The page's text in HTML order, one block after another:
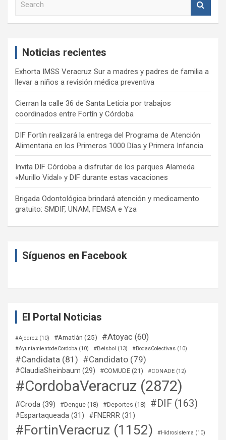
Noticias recientes
Exhorta IMSS Veracruz Sur a madres y padres de familia a
llevar a niños a revisión médica preventiva
Cierran la calle 36 de Santa Leticia por trabajos
coordinados entre Fortín y Córdoba
DIF Fortín realizará la entrega del Programa de Atención
Alimentaria en los Primeros 1000 Días y Primera Infancia
Invita DIF Córdoba a disfrutar de los parques Alameda
«Murillo Vidal» y DIF durante estas vacaciones
Brigada Odontológica brindará atención y medicamento
gratuito: SMDIF, UNAM, FEMSA e Yza
Síguenos en Facebook
El Portal Noticias
#Ajedrez (10) #Amatlán (25) #Atoyac (60)
#AyuntamientodeCordoba (10) #Beisbol (13) #BodasColectivas (10)
#Candidata (81) #Candidato (79)
#ClaudiaSheinbaum (29) #COMUDE (21) #CONADE (12)
#CordobaVeracruz (2872)
#Croda (39) #Dengue (18) #Deportes (18) #DIF (163)
#Espartaqueada (31) #FNERRR (31)
#FortinVeracruz (1152) #Hidrosistema (10)